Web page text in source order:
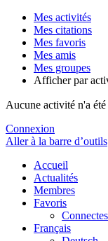
Mes activités
Mes citations
Mes favoris
Mes amis
Mes groupes
Afficher par
Aucune activité n'a
Connexion
Aller à la barre d’outils
Accueil
Actualités
Membres
Favoris
Français